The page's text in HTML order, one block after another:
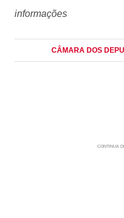
informações
CÂMARA DOS